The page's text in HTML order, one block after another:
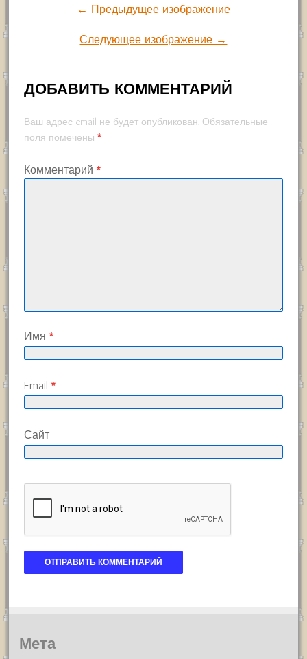
← Предыдущее изображение
Следующее изображение →
ДОБАВИТЬ КОММЕНТАРИЙ
Ваш адрес email не будет опубликован. Обязательные
поля помечены *
Комментарий *
Имя *
Email *
Сайт
Мета